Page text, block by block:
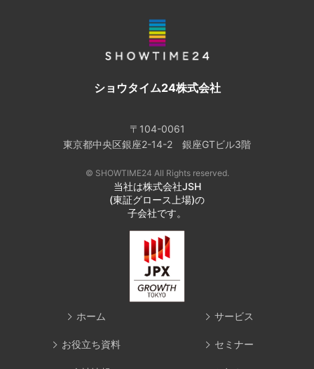
ショウタイム24株式会社
〒104-0061
東京都中央区銀座2-14-2 銀座GTビル3階
© SHOWTIME24 All Rights reserved.
当社は株式会社JSH
(東証グロース上場)の
子会社です。
ホーム
お役立ち資料
サービス
セミナー